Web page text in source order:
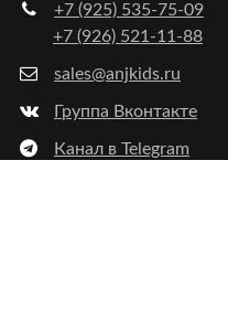
+7 (925) 535-75-09
+7 (926) 521-11-88
sales@anjkids.ru
Группа Вконтакте
Канал в Telegram